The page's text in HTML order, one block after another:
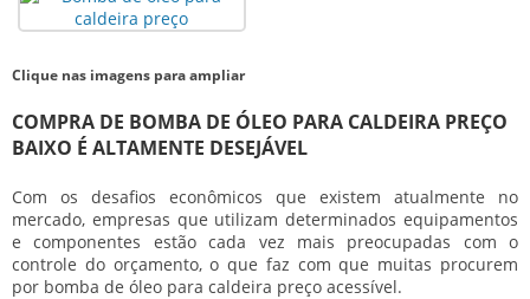
Clique nas imagens para ampliar
COMPRA DE BOMBA DE ÓLEO PARA CALDEIRA PREÇO
BAIXO É ALTAMENTE DESEJÁVEL
Com os desafios econômicos que existem atualmente no
mercado, empresas que utilizam determinados equipamentos
e componentes estão cada vez mais preocupadas com o
controle do orçamento, o que faz com que muitas procurem
por bomba de óleo para caldeira preço acessível.